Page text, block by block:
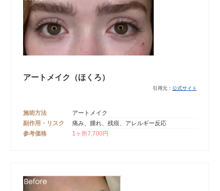
アートメイク（ほくろ）
引用元： 公式サイト
施術方法
アートメイク
副作用・リスク
痛み、腫れ、残痕、アレルギー反応
参考価格
1ヶ所7,700円